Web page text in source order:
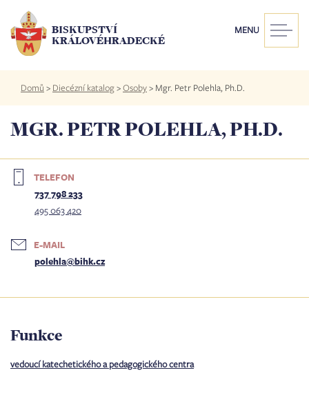
hlavnímu
obsahu
BISKUPSTVÍ
KRÁLOVÉHRADECKÉ
MENU
Drobečková
navigace
Domů > Diecézní katalog>Osoby> Mgr. Petr Polehla, Ph.D.
MGR. PETR POLEHLA, PH.D.
TELEFON
737 798 233
495 063 420
E-MAIL
polehla@bihk.cz
Funkce
vedoucí katechetického a pedagogického centra